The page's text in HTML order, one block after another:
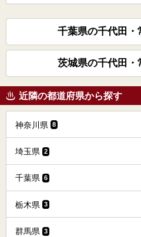
千葉県の千代田・
茨城県の千代田・
近隣の都道府県から探す
神奈川県 8
埼玉県 2
千葉県 6
栃木県 3
群馬県 3